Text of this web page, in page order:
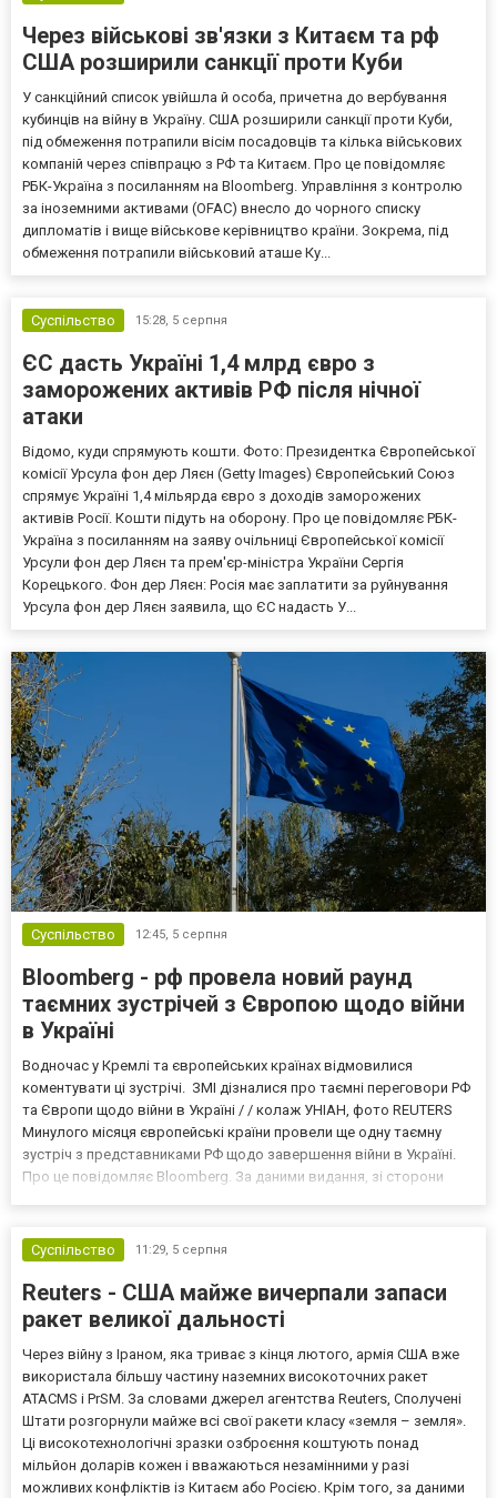
Через військові зв'язки з Китаєм та рф
США розширили санкції проти Куби
У санкційний список увійшла й особа, причетна до вербування
кубинців на війну в Україну. США розширили санкції проти Куби,
під обмеження потрапили вісім посадовців та кілька військових
компаній через співпрацю з РФ та Китаєм. Про це повідомляє
РБК-Україна з посиланням на Bloomberg. Управління з контролю
за іноземними активами (OFAC) внесло до чорного списку
дипломатів і вище військове керівництво країни. Зокрема, під
обмеження потрапили військовий аташе Ку...
Суспільство 15:28, 5 серпня
ЄС дасть Україні 1,4 млрд євро з
заморожених активів РФ після нічної
атаки
Відомо, куди спрямують кошти. Фото: Президентка Європейської
комісії Урсула фон дер Ляєн (Getty Images) Європейський Союз
спрямує Україні 1,4 мільярда євро з доходів заморожених
активів Росії. Кошти підуть на оборону. Про це повідомляє РБК-
Україна з посиланням на заяву очільниці Європейської комісії
Урсули фон дер Ляєн та прем'єр-міністра України Сергія
Корецького. Фон дер Ляєн: Росія має заплатити за руйнування
Урсула фон дер Ляєн заявила, що ЄС надасть У...
Суспільство 12:45, 5 серпня
Bloomberg - рф провела новий раунд
таємних зустрічей з Європою щодо війни
в Україні
Водночас у Кремлі та європейських країнах відмовилися
коментувати ці зустрічі. ЗМІ дізналися про таємні переговори РФ
та Європи щодо війни в Україні / / колаж УНІАН, фото REUTERS
Минулого місяця європейські країни провели ще одну таємну
зустріч з представниками РФ щодо завершення війни в Україні.
Про це повідомляє Bloomberg. За даними видання, зі сторони
Суспільство
11:29, 5 серпня
Reuters - США майже вичерпали запаси
ракет великої дальності
Через війну з Іраном, яка триває з кінця лютого, армія США вже
використала більшу частину наземних високоточних ракет
ATACMS і PrSM. За словами джерел агентства Reuters, Сполучені
Штати розгорнули майже всі свої ракети класу «земля – земля».
Ці високотехнологічні зразки озброєння коштують понад
мільйон доларів кожен і вважаються незамінними у разі
можливих конфліктів із Китаєм або Росією. Крім того, за даними